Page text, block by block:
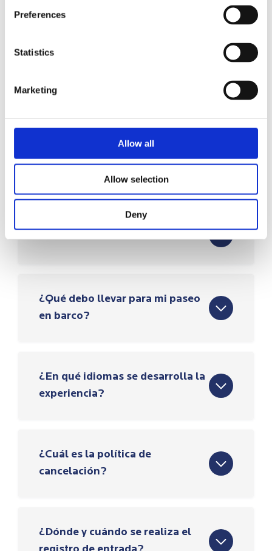
Preferences
Statistics
Marketing
Allow all
Allow selection
Deny
disfrutar de tiempo en familia o
memorable de descubrir la impresionante
Para experiencias privadas de día completo,
¿Qué debo llevar para mi paseo
en barco?
¿En qué idiomas se desarrolla la
experiencia?
¿Cuál es la política de
cancelación?
¿Dónde y cuándo se realiza el